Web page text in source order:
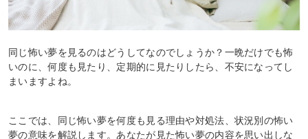
同じ怖い夢を見るのはどうしてなのでしょうか？一晩だけでも怖
いのに、何度も見たり、定期的に見たりしたら、不安になってし
まいますよね。
ここでは、同じ怖い夢を何度も見る理由や対処法、状況別の怖い
夢の意味を解説します。あなたが見た怖い夢の内容を思い出しな